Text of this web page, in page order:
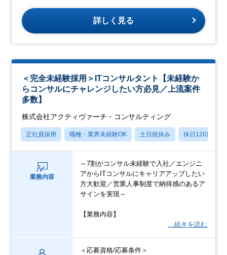
詳しく見る
＜完全未経験採用＞ITコンサルタント【未経験か
らコンサルにチャレンジしたい方必見／上流案件
多数】
株式会社アクティヴァーチ・コンサルティング
正社員採用 職種・業界未経験OK 土日祝休み 休日120日以上
業務内容
～7割がコンサル未経験で入社／エンジニ
アからITコンサルにキャリアアップしたい
方大歓迎／営業人事制度で納得感のあるア
サインを実現～
【業務内容】
…続きを読む
＜応募資格/応募条件＞